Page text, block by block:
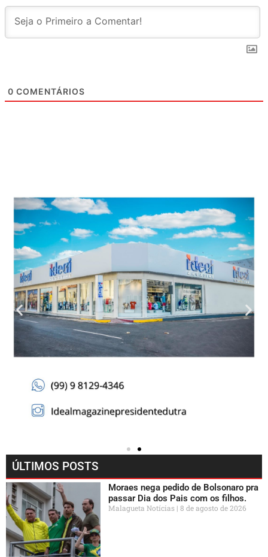
0 COMENTÁRIOS
ÚLTIMOS POSTS
Moraes nega pedido de Bolsonaro pra
passar Dia dos Pais com os filhos.
Malagueta Notícias 8 de agosto de 2026